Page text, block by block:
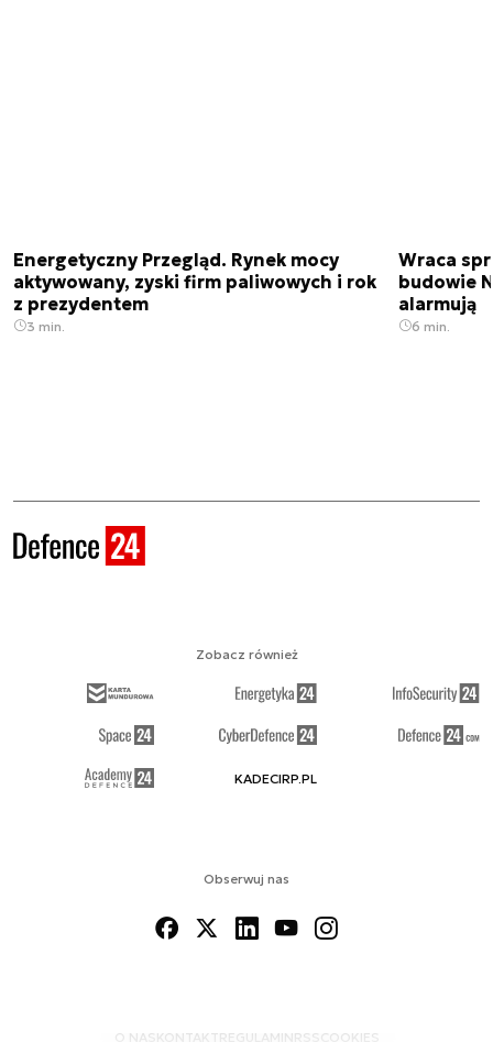
Energetyczny Przegląd. Rynek mocy
aktywowany, zyski firm paliwowych i rok
z prezydentem
3 min.
Wraca
budowie
alarmują
6 min.
Obserwuj nas
O NAS KONTAKTREGULAMINRSS COOKIES
Zobacz również
KADECIRP.PL